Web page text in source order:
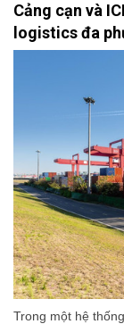
Cảng cạn và
logistics đa
Trong một hệ